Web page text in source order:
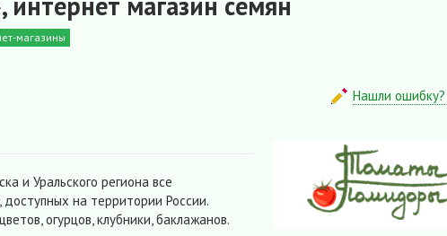
магазины
Нашли ошибку?
и Уральского региона все
на территории России.
огурцов, клубники, баклажанов.